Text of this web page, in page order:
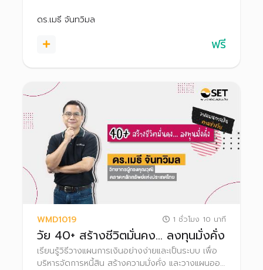
ดร.เมธี จันทวิมล
ฟรี
WMD1019 1 ชั่วโมง 10 นาที
วัย 40+ สร้างชีวิตมั่นคง… ลงทุนมั่งคั่ง
เรียนรู้วิธีวางแผนการเงินอย่างง่ายและเป็นระบบ เพื่อ
บริหารจัดการหนี้สิน สร้างความมั่งคั่ง และวางแผนออม